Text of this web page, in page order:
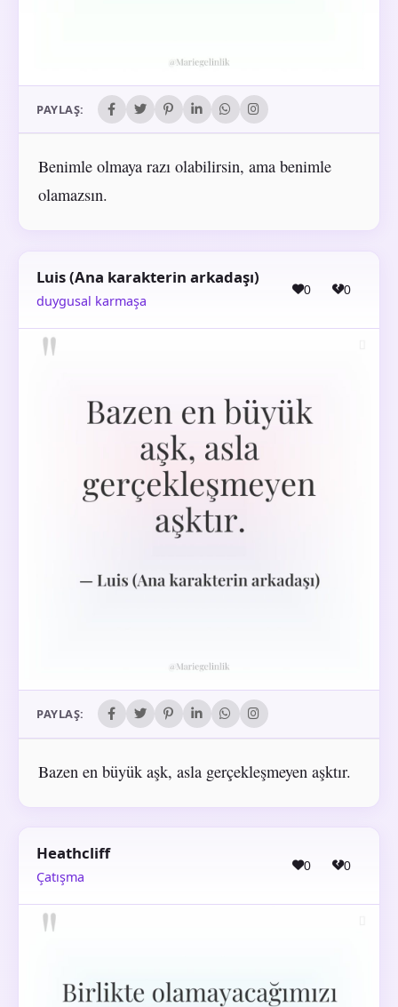
PAYLAŞ:
Benimle olmaya razı olabilirsin, ama benimle
olamazsın.
Luis (Ana karakterin arkadaşı)
duygusal karmaşa
0 0
PAYLAŞ:
Bazen en büyük aşk, asla gerçekleşmeyen aşktır.
Heathcliff
Çatışma
0 0